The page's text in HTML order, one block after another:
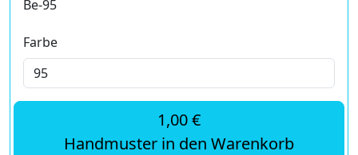
Be-95
Farbe
1,00 €
Handmuster in den Warenkorb